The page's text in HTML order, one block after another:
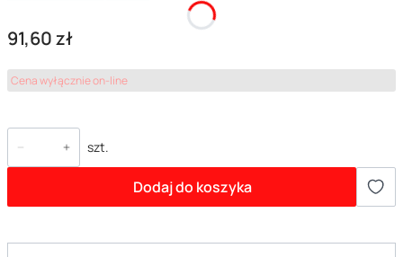
Cena
91,60 zł
Cena wyłącznie on-line
szt.
Dodaj do koszyka